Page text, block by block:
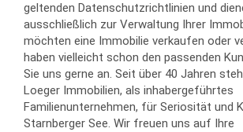
geltenden Datenschutzrichtlinien und
ausschließlich zur Verwaltung Ihrer
möchten eine Immobilie verkaufen oder
haben vielleicht schon den passenden
Sie uns gerne an. Seit über 40 Jahren
Loeger Immobilien, als inhabergeführtes
Familienunternehmen, für Seriosität und
Starnberger See. Wir freuen uns auf Ihre